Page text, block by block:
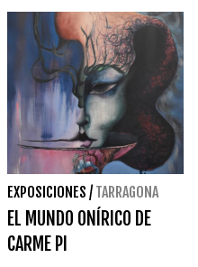
EXPOSICIONES / TARRAGONA
EL MUNDO ONÍRICO DE
CARME PI